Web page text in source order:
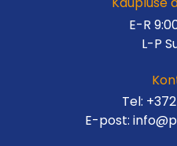
E-R
L-P
Tel:
E-post: